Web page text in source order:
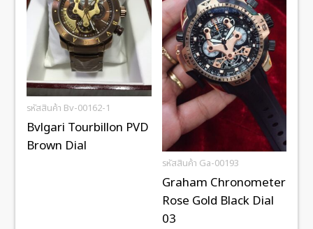
รหัสสินค้า Bv-00162-1
Bvlgari Tourbillon PVD
Brown Dial
รหัสสินค้า Ga-00193
Graham Chronometer
Rose Gold Black Dial
03